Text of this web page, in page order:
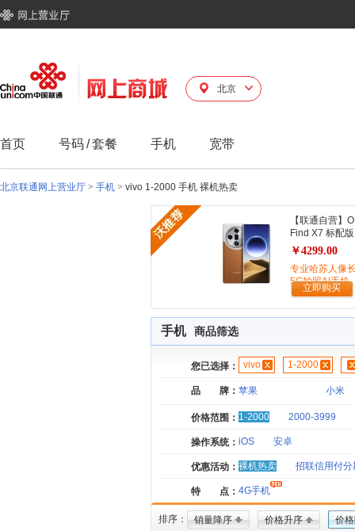
北京
首页 号码/套餐 手机 宽带
北京联通网上营业厅 > 手机 > vivo 1-2000 手机 裸机热卖
【联通自营】
Find X7 标配版
￥4299.00
专业哈苏人像
5G拍照AI手机
立即购买
手机 商品筛选
您已选择： vivo 1-2000
品 牌： 苹果 小米
价格范围： 1-2000 2000-3999
操作系统： iOS 安卓
优惠活动： 裸机热卖 招联信用付分
特 点： 4G手机
排序： 销量降序 价格升序 价